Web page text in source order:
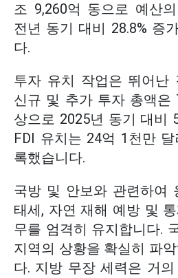
조 9,260억 동으로 예산
전년 동기 대비 28.8% 증
다.
투자 유치 작업은 뛰어난
신규 및 추가 투자 총액은
상으로 2025년 동기 대비
FDI 유치는 24억 1천만
록했습니다.
국방 및 안보와 관련하여
태세, 자연 재해 예방 및
무를 엄격히 유지합니다.
지역의 상황을 확실히 파
다. 지방 무장 세력은 거